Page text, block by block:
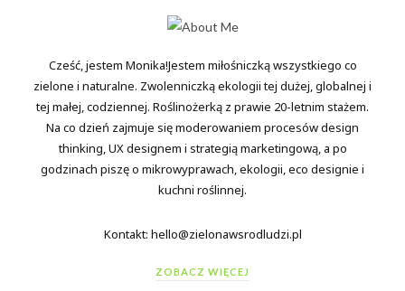
Cześć, jestem Monika!Jestem miłośniczką wszystkiego co
zielone i naturalne. Zwolenniczką ekologii tej dużej, globalnej i
tej małej, codziennej. Roślinożerką z prawie 20-letnim stażem.
Na co dzień zajmuje się moderowaniem procesów design
thinking, UX designem i strategią marketingową, a po
godzinach piszę o mikrowyprawach, ekologii, eco designie i
kuchni roślinnej.
Kontakt: hello@zielonawsrodludzi.pl
ZOBACZ WIĘCEJ